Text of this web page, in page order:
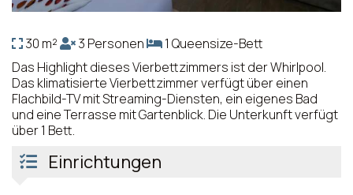
30 m² 3 Personen
1 Queensize-Bett
Das Highlight dieses Vierbettzimmers ist der Whirlpool.
Das klimatisierte Vierbettzimmer verfügt über einen
Flachbild-TV mit Streaming-Diensten, ein eigenes Bad
und eine Terrasse mit Gartenblick. Die Unterkunft verfügt
über 1 Bett.
Einrichtungen